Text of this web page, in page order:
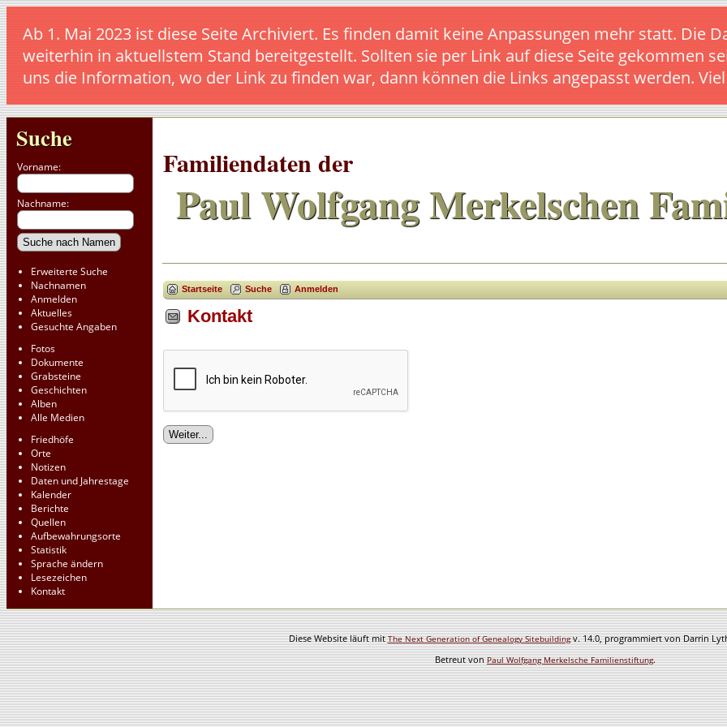
Ab 1. Mai 2023 ist diese Seite Archiviert. Es finden damit keine Anpassungen mehr statt. Die
weiterhin in aktuellstem Stand bereitgestellt. Sollten sie per Link auf diese Seite gekommen
uns die Information, wo der Link zu finden war, dann können die Links angepasst werden.
Suche
Vorname:
Nachname:
Erweiterte Suche
Nachnamen
Anmelden
Aktuelles
Gesuchte Angaben
Fotos
Dokumente
Grabsteine
Geschichten
Alben
Alle Medien
Friedhöfe
Orte
Notizen
Daten und Jahrestage
Kalender
Berichte
Quellen
Aufbewahrungsorte
Statistik
Sprache ändern
Lesezeichen
Kontakt
Familiendaten der
Paul Wolfgang Merkelschen
Startseite Suche Anmelden
Kontakt
Diese Website läuft mitThe Next Generation of Genealogy Sitebuildingv. 14.0, programmiert von Darrin
Betreut vonPaul Wolfgang Merkelsche Familienstiftung.